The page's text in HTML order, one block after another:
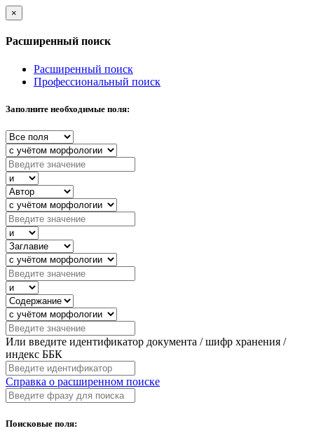
×
Расширенный поиск
Расширенный поиск
Профессиональный поиск
Заполните необходимые поля:
Или введите идентификатор документа / шифр хранения /
индекс ББК
Справка о расширенном поиске
Поисковые поля: